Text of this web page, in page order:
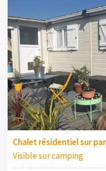
Chalet résidentiel sur
Visible sur camping